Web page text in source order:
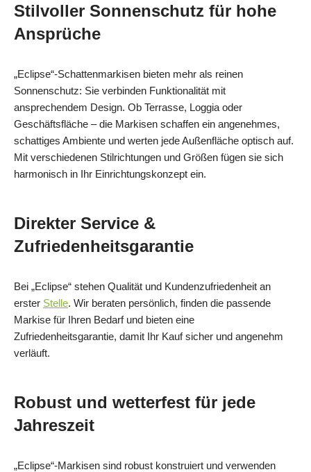
Stilvoller Sonnenschutz für hohe
Ansprüche
„Eclipse“-Schattenmarkisen bieten mehr als reinen
Sonnenschutz: Sie verbinden Funktionalität mit
ansprechendem Design. Ob Terrasse, Loggia oder
Geschäftsfläche – die Markisen schaffen ein angenehmes,
schattiges Ambiente und werten jede Außenfläche optisch auf.
Mit verschiedenen Stilrichtungen und Größen fügen sie sich
harmonisch in Ihr Einrichtungskonzept ein.
Direkter Service &
Zufriedenheitsgarantie
Bei „Eclipse“ stehen Qualität und Kundenzufriedenheit an
erster Stelle. Wir beraten persönlich, finden die passende
Markise für Ihren Bedarf und bieten eine
Zufriedenheitsgarantie, damit Ihr Kauf sicher und angenehm
verläuft.
Robust und wetterfest für jede
Jahreszeit
„Eclipse“-Markisen sind robust konstruiert und verwenden